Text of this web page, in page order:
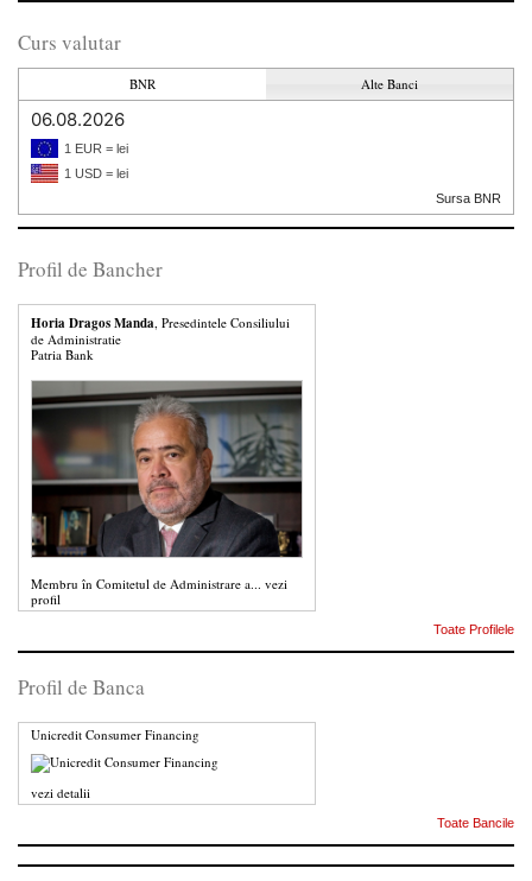
Curs valutar
BNR Alte Banci
06.08.2026
1 EUR = lei
1 USD = lei
Sursa BNR
Profil de Bancher
Horia Dragos Manda, Presedintele Consiliului
de Administratie
Patria Bank
Membru în Comitetul de Administrare a... vezi
profil
Toate Profilele
Profil de Banca
Unicredit Consumer Financing
vezi detalii
Toate Bancile